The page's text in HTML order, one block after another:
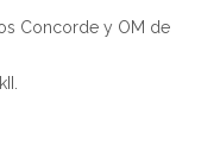
Concorde y OM de